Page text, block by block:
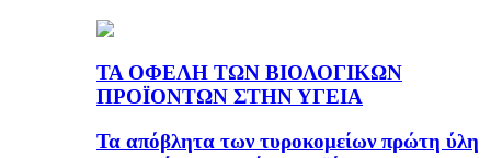
ΤΑ ΟΦΕΛΗ ΤΩΝ ΒΙΟΛΟΓΙΚΩΝ
ΠΡΟΪΟΝΤΩΝ ΣΤΗΝ ΥΓΕΙΑ
Τα απόβλητα των τυροκομείων πρώτη ύλη